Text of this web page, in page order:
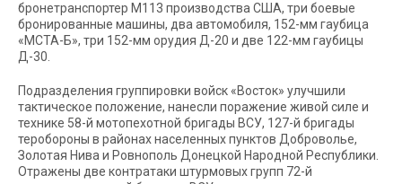
бронетранспортер М113 производства США, три боевые
бронированные машины, два автомобиля, 152-мм гаубица
«МСТА-Б», три 152-мм орудия Д-20 и две 122-мм гаубицы
Д-30.
Подразделения группировки войск «Восток» улучшили
тактическое положение, нанесли поражение живой силе и
технике 58-й мотопехотной бригады ВСУ, 127-й бригады
теробороны в районах населенных пунктов Доброволье,
Золотая Нива и Ровнополь Донецкой Народной Республики.
Отражены две контратаки штурмовых групп 72-й